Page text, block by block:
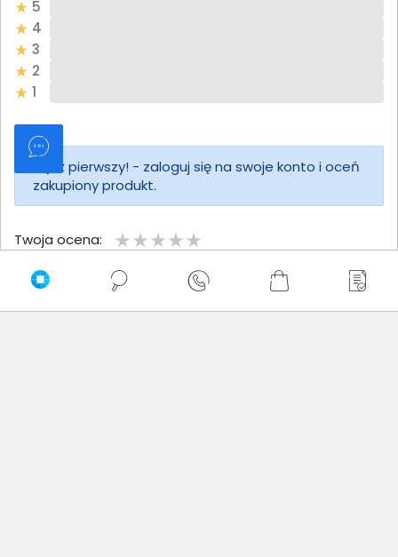
5
4
3
2
1
Bądź pierwszy! - zaloguj się na swoje konto i oceń
zakupiony produkt.
Twoja ocena:
Twoje imię